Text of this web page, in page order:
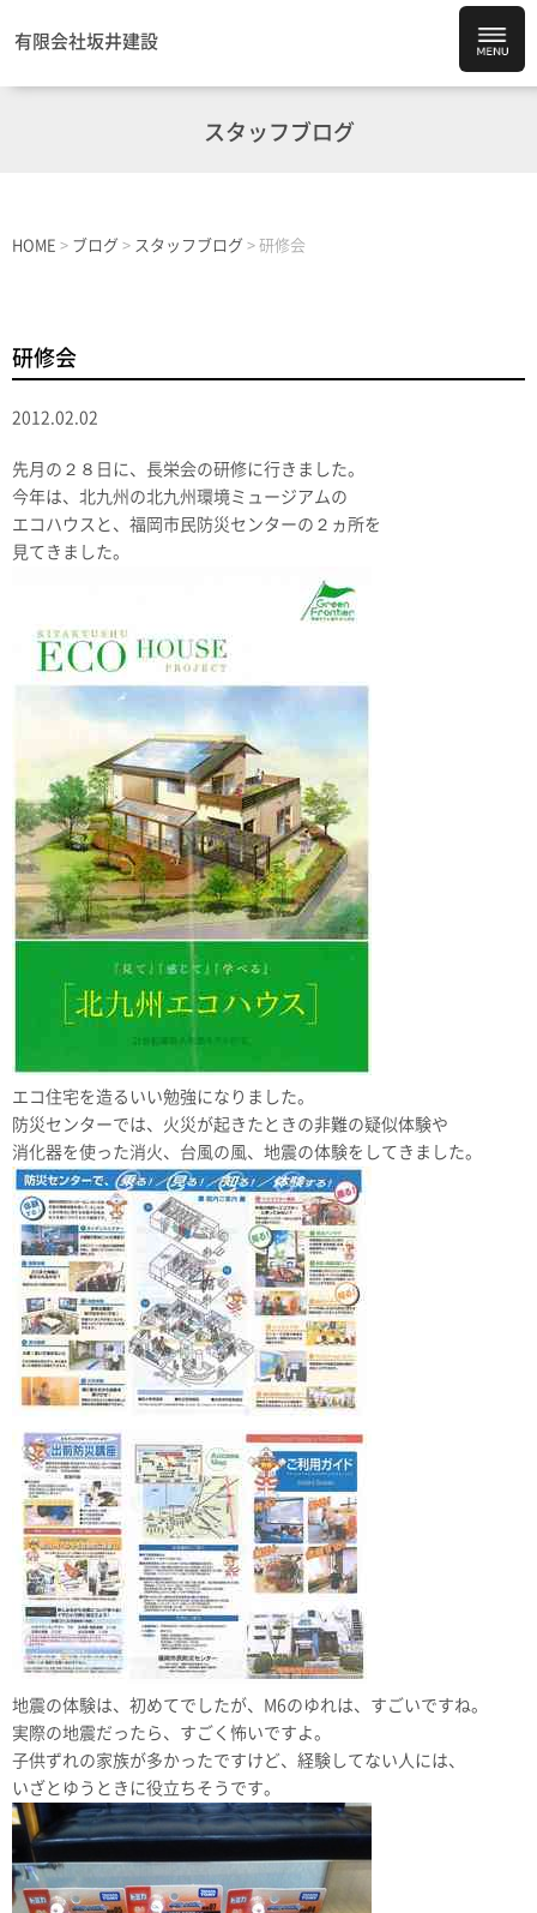
有限会社坂井建設
スタッフブログ
HOME > ブログ > スタッフブログ > 研修会
研修会
2012.02.02
先月の２８日に、長栄会の研修に行きました。
今年は、北九州の北九州環境ミュージアムの
エコハウスと、福岡市民防災センターの２ヵ所を
見てきました。
エコ住宅を造るいい勉強になりました。
防災センターでは、火災が起きたときの非難の疑似体験や
消化器を使った消火、台風の風、地震の体験をしてきました。
地震の体験は、初めてでしたが、M6のゆれは、すごいですね。
実際の地震だったら、すごく怖いですよ。
子供ずれの家族が多かったですけど、経験してない人には、
いざとゆうときに役立ちそうです。